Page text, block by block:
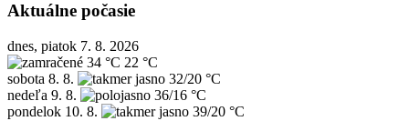
Aktuálne počasie
dnes, piatok 7. 8. 2026
34 °C 22 °C
sobota 8. 8.
32/20 °C
nedeľa 9. 8.
36/16 °C
pondelok 10. 8. 39/20 °C